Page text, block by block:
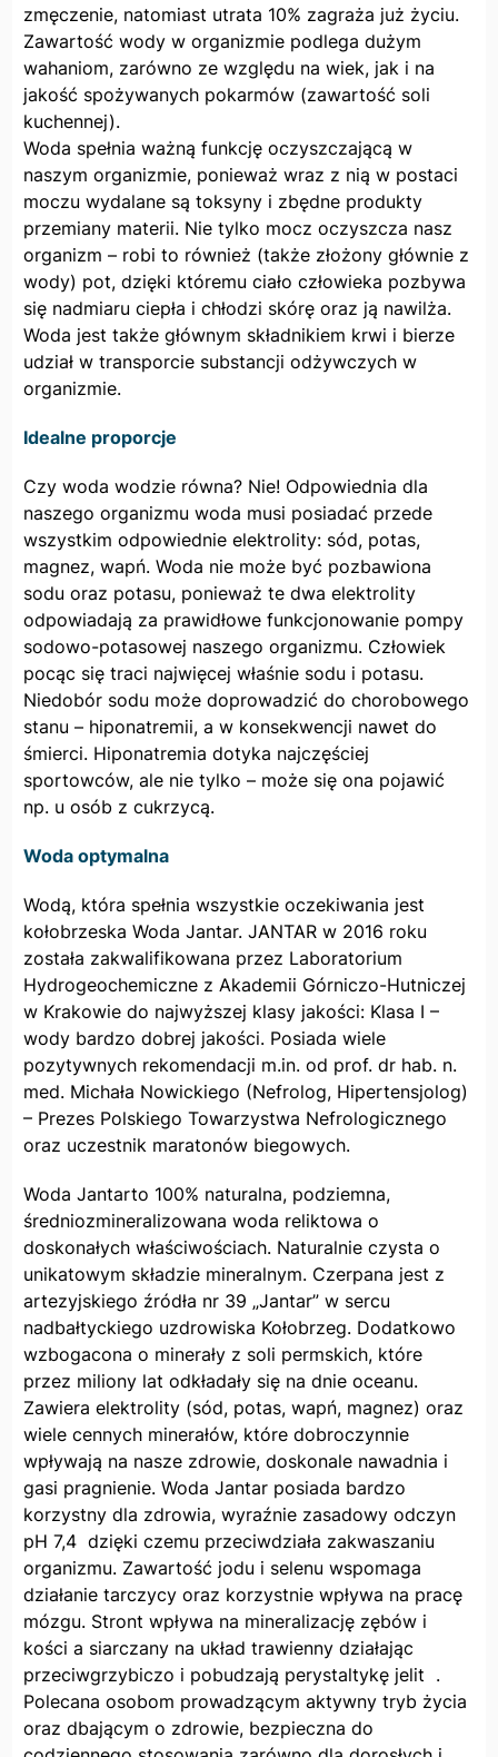
zmęczenie, natomiast utrata 10% zagraża już życiu.
Zawartość wody w organizmie podlega dużym
wahaniom, zarówno ze względu na wiek, jak i na
jakość spożywanych pokarmów (zawartość soli
kuchennej).
Woda spełnia ważną funkcję oczyszczającą w
naszym organizmie, ponieważ wraz z nią w postaci
moczu wydalane są toksyny i zbędne produkty
przemiany materii. Nie tylko mocz oczyszcza nasz
organizm – robi to również (także złożony głównie z
wody) pot, dzięki któremu ciało człowieka pozbywa
się nadmiaru ciepła i chłodzi skórę oraz ją nawilża.
Woda jest także głównym składnikiem krwi i bierze
udział w transporcie substancji odżywczych w
organizmie.
Idealne proporcje
Czy woda wodzie równa? Nie! Odpowiednia dla
naszego organizmu woda musi posiadać przede
wszystkim odpowiednie elektrolity: sód, potas,
magnez, wapń. Woda nie może być pozbawiona
sodu oraz potasu, ponieważ te dwa elektrolity
odpowiadają za prawidłowe funkcjonowanie pompy
sodowo-potasowej naszego organizmu. Człowiek
pocąc się traci najwięcej właśnie sodu i potasu.
Niedobór sodu może doprowadzić do chorobowego
stanu – hiponatremii, a w konsekwencji nawet do
śmierci. Hiponatremia dotyka najczęściej
sportowców, ale nie tylko – może się ona pojawić
np. u osób z cukrzycą.
Woda optymalna
Wodą, która spełnia wszystkie oczekiwania jest
kołobrzeska Woda Jantar. JANTAR w 2016 roku
została zakwalifikowana przez Laboratorium
Hydrogeochemiczne z Akademii Górniczo-Hutniczej
w Krakowie do najwyższej klasy jakości: Klasa I –
wody bardzo dobrej jakości. Posiada wiele
pozytywnych rekomendacji m.in. od prof. dr hab. n.
med. Michała Nowickiego (Nefrolog, Hipertensjolog)
– Prezes Polskiego Towarzystwa Nefrologicznego
oraz uczestnik maratonów biegowych.
Woda Jantarto 100% naturalna, podziemna,
średniozmineralizowana woda reliktowa o
doskonałych właściwościach. Naturalnie czysta o
unikatowym składzie mineralnym. Czerpana jest z
artezyjskiego źródła nr 39 „Jantar” w sercu
nadbałtyckiego uzdrowiska Kołobrzeg. Dodatkowo
wzbogacona o minerały z soli permskich, które
przez miliony lat odkładały się na dnie oceanu.
Zawiera elektrolity (sód, potas, wapń, magnez) oraz
wiele cennych minerałów, które dobroczynnie
wpływają na nasze zdrowie, doskonale nawadnia i
gasi pragnienie. Woda Jantar posiada bardzo
korzystny dla zdrowia, wyraźnie zasadowy odczyn
pH 7,4 dzięki czemu przeciwdziała zakwaszaniu
organizmu. Zawartość jodu i selenu wspomaga
działanie tarczycy oraz korzystnie wpływa na pracę
mózgu. Stront wpływa na mineralizację zębów i
kości a siarczany na układ trawienny działając
przeciwgrzybiczo i pobudzają perystaltykę jelit .
Polecana osobom prowadzącym aktywny tryb życia
oraz dbającym o zdrowie, bezpieczna do